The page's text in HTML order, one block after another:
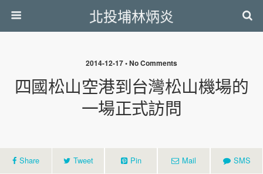
北投埔林炳炎
2014-12-17 • No Comments
四國松山空港到台灣松山機場的
一場正式訪問
Share Tweet Pin Mail SMS